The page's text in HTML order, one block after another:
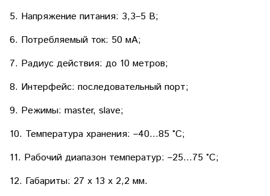
5. Напряжение питания: 3,3–5 В;
6. Потребляемый ток: 50 мА;
7. Радиус действия: до 10 метров;
8. Интерфейс: последовательный порт;
9. Режимы: master, slave;
10. Температура хранения: –40…85 °C;
11. Рабочий диапазон температур: –25…75 °C;
12. Габариты: 27 x 13 x 2,2 мм.